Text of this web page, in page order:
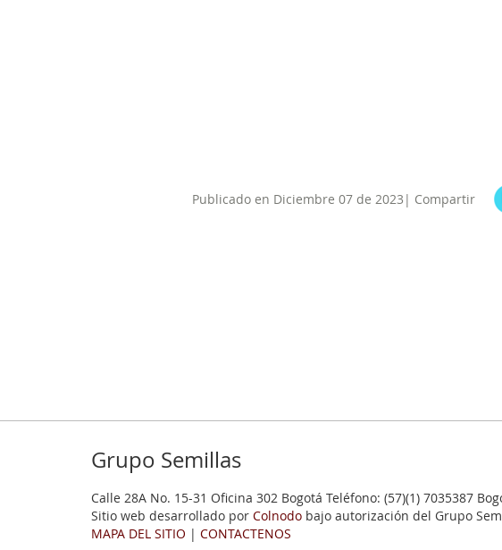
Publicado en Diciembre 07 de 2023| Compartir
Grupo Semillas
Calle 28A No. 15-31 Oficina 302 Bogotá Teléfono: (57)(1) 7035387
Sitio web desarrollado por Colnodo bajo autorización del Grupo
MAPA DEL SITIO | CONTACTENOS